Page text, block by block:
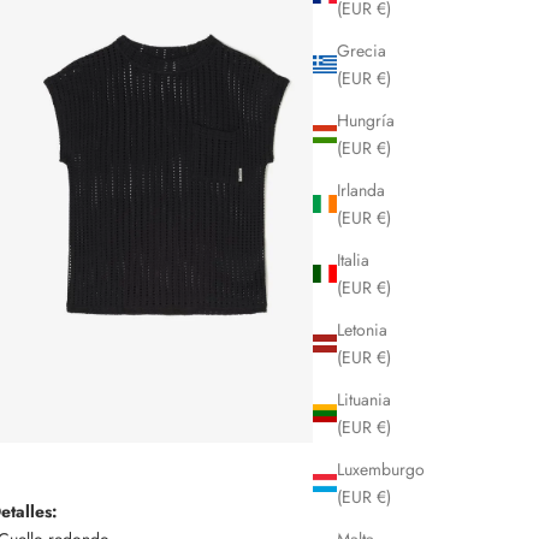
(EUR €)
Grecia
(EUR €)
Hungría
(EUR €)
Irlanda
(EUR €)
Italia
(EUR €)
Letonia
(EUR €)
Lituania
(EUR €)
Luxemburgo
(EUR €)